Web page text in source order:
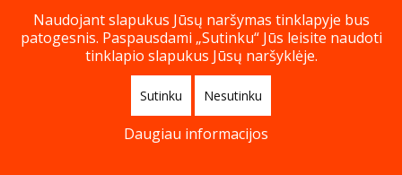
okupacijos metais parašiau kelis iš dalies
antitarybinio turinio laiškus tikintiesiems, aš
nieko daugiau prieš Tarybų valdžią nedariau
ir man pavaldžių dvasininkų dirbti
antitarybinio darbo neraginau, išskyrus tai,
kad jie skaitė tikintiesiems mano
Naudojant slapukus Jūsų naršymas tinklapyje bus
patogesnis. Paspausdami „Sutinku“ Jūs leisite naudoti
tinklapio slapukus Jūsų naršyklėje.
Sutinku Nesutinku
Daugiau informacijos